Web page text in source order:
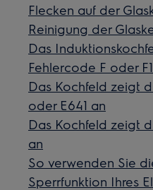
Flecken auf der
Reinigung der
Das
Fehlercode F oder
Das Kochfeld zeigt
oder E641 an
Das Kochfeld zeigt
an
So verwenden Sie
Sperrfunktion Ihres